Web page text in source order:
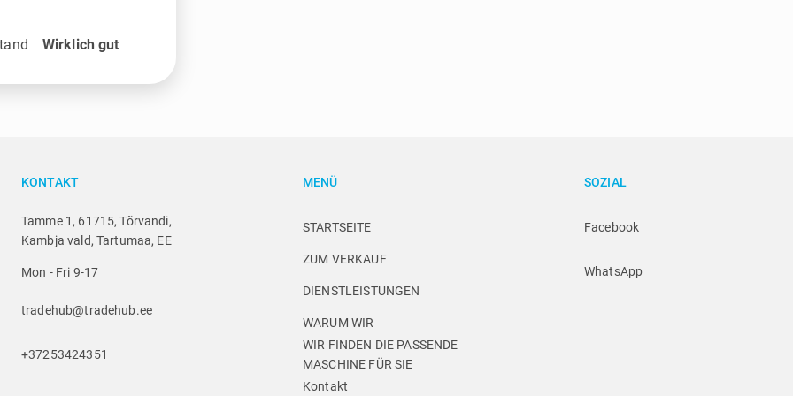
Wirklich gut
KONTAKT
Tamme 1, 61715, Tõrvandi,
Kambja vald, Tartumaa, EE
Mon - Fri 9-17
tradehub@tradehub.ee
+37253424351
MENÜ
STARTSEITE
ZUM VERKAUF
DIENSTLEISTUNGEN
WARUM WIR
WIR FINDEN DIE PASSENDE
MASCHINE FÜR SIE
Kontakt
SOZIAL
Facebook
WhatsApp